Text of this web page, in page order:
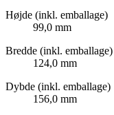
Højde (inkl. emballage)
99,0 mm
Bredde (inkl. emballage)
124,0 mm
Dybde (inkl. emballage)
156,0 mm